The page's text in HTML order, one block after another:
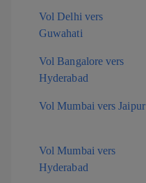
Vol Delhi vers
Guwahati
Vol Bangalore vers
Hyderabad
Vol Mumbai vers Jaipur
Vol Mumbai vers
Hyderabad